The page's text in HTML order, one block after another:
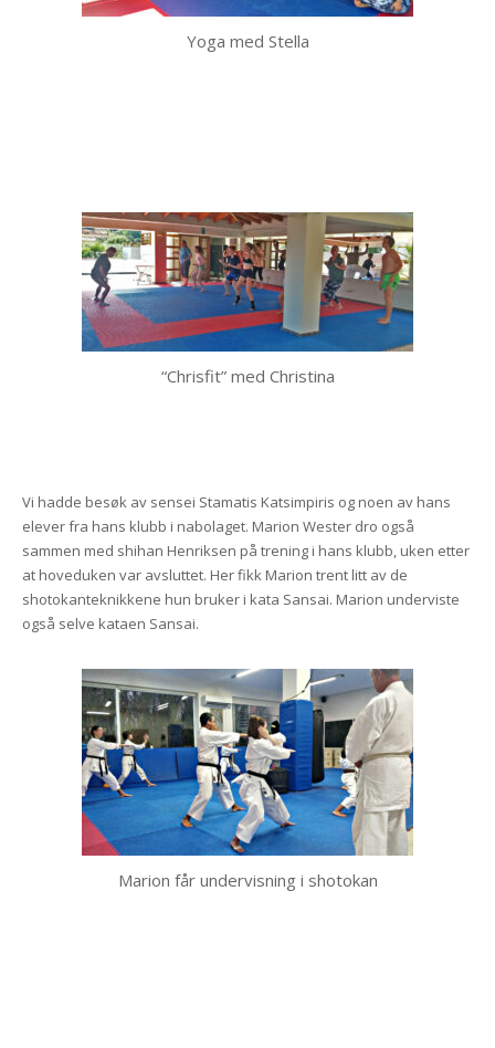
Yoga med Stella
“Chrisfit” med Christina
Vi hadde besøk av sensei Stamatis Katsimpiris og noen av hans
elever fra hans klubb i nabolaget. Marion Wester dro også
sammen med shihan Henriksen på trening i hans klubb, uken etter
at hoveduken var avsluttet. Her fikk Marion trent litt av de
shotokanteknikkene hun bruker i kata Sansai. Marion underviste
også selve kataen Sansai.
Marion får undervisning i shotokan